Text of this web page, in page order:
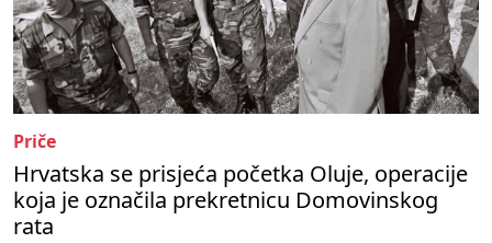
Priče
Hrvatska se prisjeća početka Oluje, operacije
koja je označila prekretnicu Domovinskog
rata